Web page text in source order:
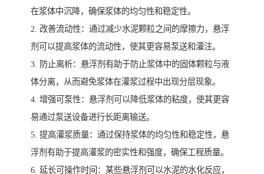
在浆体中沉降，确保浆体的均匀性和稳定性。
2. 改善流动性：通过减少水泥颗粒之间的摩擦力，悬浮
剂可以提高浆体的流动性，使其更容易泵送和灌注。
3. 防止离析：悬浮剂有助于防止浆体中的固体颗粒与液
体分离，从而避免浆体在灌浆过程中出现分层现象。
4. 增强可泵性：悬浮剂可以降低浆体的粘度，使其更容
易通过泵送设备进行长距离输送。
5. 提高灌浆质量：通过保持浆体的均匀性和稳定性，悬
浮剂有助于提高灌浆的密实性和强度，确保工程质量。
6. 延长可操作时间：某些悬浮剂可以水泥的水化反应，